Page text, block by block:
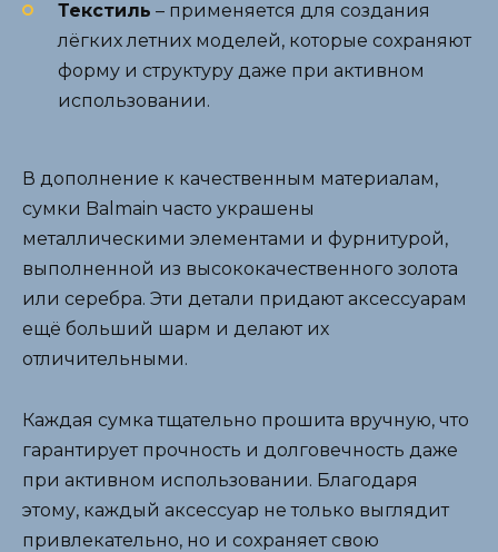
Текстиль – применяется для создания
лёгких летних моделей, которые сохраняют
форму и структуру даже при активном
использовании.
В дополнение к качественным материалам,
сумки Balmain часто украшены
металлическими элементами и фурнитурой,
выполненной из высококачественного золота
или серебра. Эти детали придают аксессуарам
ещё больший шарм и делают их
отличительными.
Каждая сумка тщательно прошита вручную, что
гарантирует прочность и долговечность даже
при активном использовании. Благодаря
этому, каждый аксессуар не только выглядит
привлекательно, но и сохраняет свою